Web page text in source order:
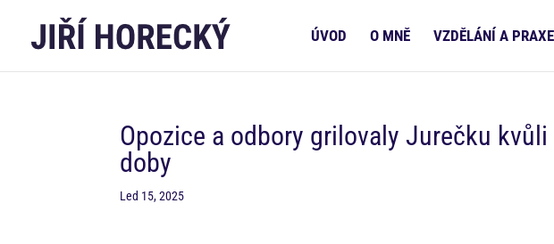
ÚVOD O MNĚ VZDĚLÁNÍ A PRAXE
Opozice a odbory grilovaly Jurečku
doby
Led 15, 2025